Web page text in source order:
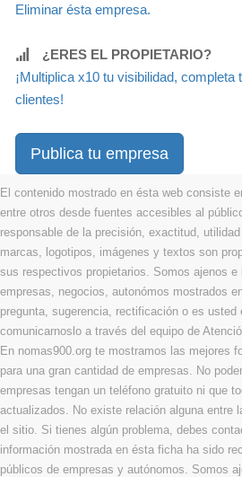
Eliminar ésta empresa.
¿ERES EL PROPIETARIO?
¡Multiplica x10 tu visibilidad, completa
clientes!
Publica tu empresa
El contenido mostrado en ésta web consiste
entre otros desde fuentes accesibles al
responsable de la precisión, exactitud,
marcas, logotipos, imágenes y textos son
sus respectivos propietarios. Somos ajenos e
empresas, negocios, autonómos mostrados
pregunta, sugerencia, rectificación o es
comunicarnoslo a través del equipo de
En nomas900.org te mostramos las mejores
para una gran cantidad de empresas. No
empresas tengan un teléfono gratuito ni que
actualizados. No existe relación alguna entre
el sitio. Si tienes algún problema, debes
información mostrada en ésta ficha ha sido
públicos de empresas y autónomos. Somos